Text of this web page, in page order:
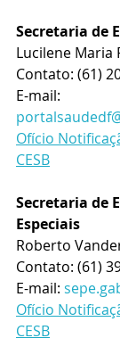
Secretaria de
Lucilene Maria
Contato: (61)
E-mail:
Ofício
CESB
Secretaria de
Especiais
Roberto
Contato: (61)
E-mail:
Ofício
CESB